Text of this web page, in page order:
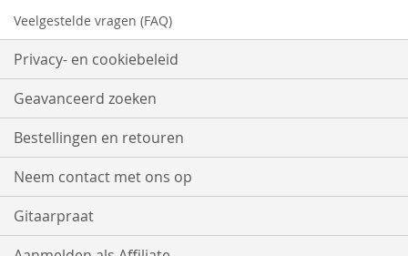
Veelgestelde vragen (FAQ)
Privacy- en cookiebeleid
Geavanceerd zoeken
Bestellingen en retouren
Neem contact met ons op
Gitaarpraat